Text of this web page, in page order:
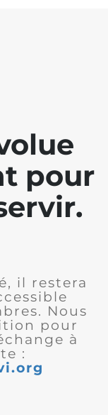
pour
il restera
Nous
pour
à
: